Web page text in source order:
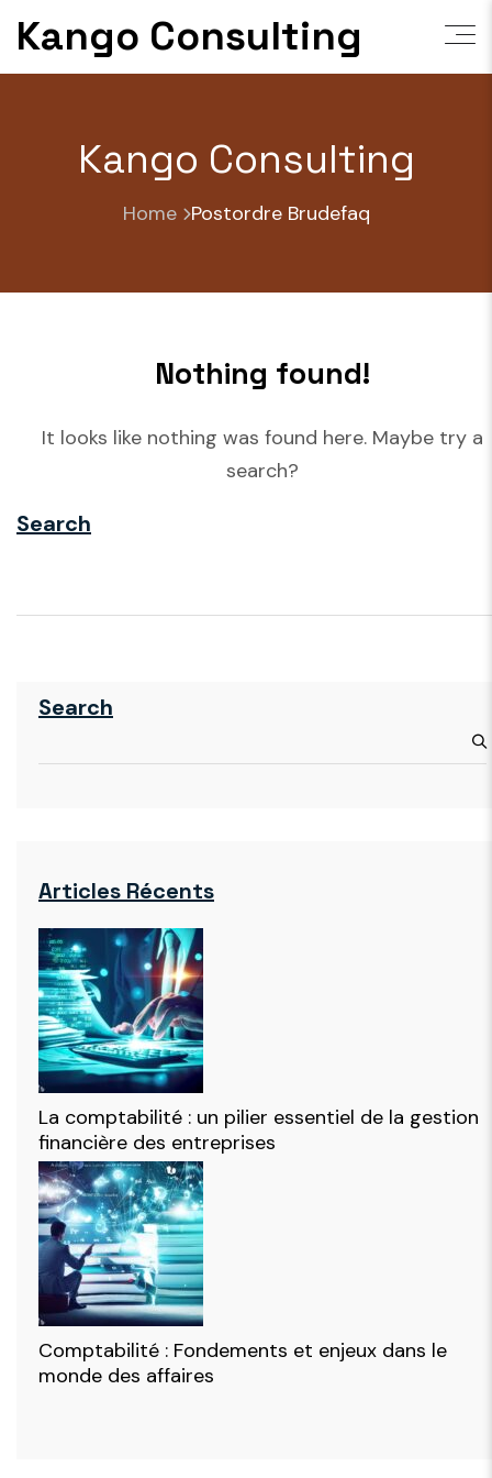
Kango Consulting
Kango Consulting
Home Postordre Brudefaq
Search
Articles Récents
La comptabilité : un pilier essentiel de la gestion
financière des entreprises
Comptabilité : Fondements et enjeux dans le
monde des affaires
Nothing found!
It looks like nothing was found here. Maybe try a
search?
Search